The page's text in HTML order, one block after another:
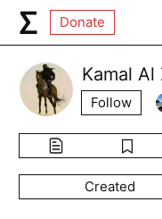
Donate
Kamal Al
Follow
Created